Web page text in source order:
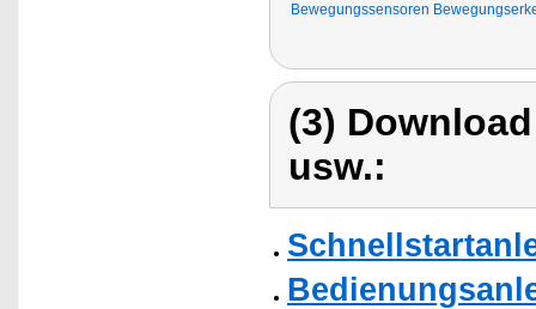
Bewegungssensoren
(3)
usw.: